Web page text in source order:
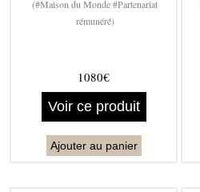
(#Maison du Monde #Partenariat
rémunéré)
1080€
Voir ce produit
Ajouter au panier